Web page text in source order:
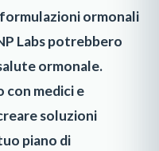
ormonali
Labs potrebbero
ormonale.
medici e
soluzioni
piano di